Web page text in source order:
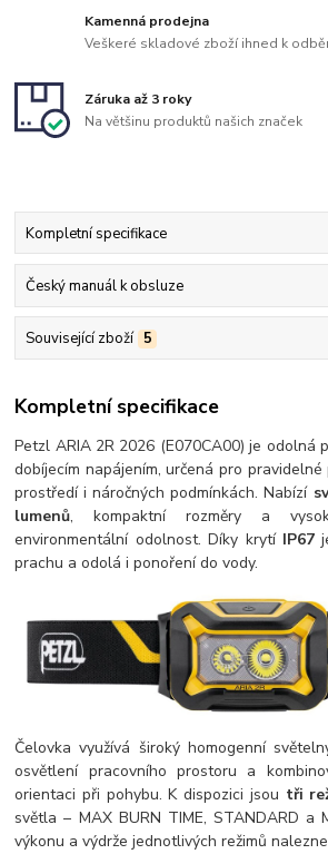
Kamenná prodejna
Veškeré skladové zboží ihned k
Záruka až 3 roky
Na většinu produktů našich značek
Kompletní specifikace
Český manuál k obsluze
Související zboží 5
Kompletní specifikace
Petzl ARIA 2R 2026 (E070CA00) je odolná
dobíjecím napájením, určená pro
prostředí i náročných podmínkách. Nabízí
lumenů, kompaktní rozměry a
environmentální odolnost. Díky krytí IP67
prachu a odolá i ponoření do vody.
Čelovka využívá široký homogenní
osvětlení pracovního prostoru a
orientaci při pohybu. K dispozici jsou tři
světla – MAX BURN TIME, STANDARD a
výkonu a výdrže jednotlivých režimů